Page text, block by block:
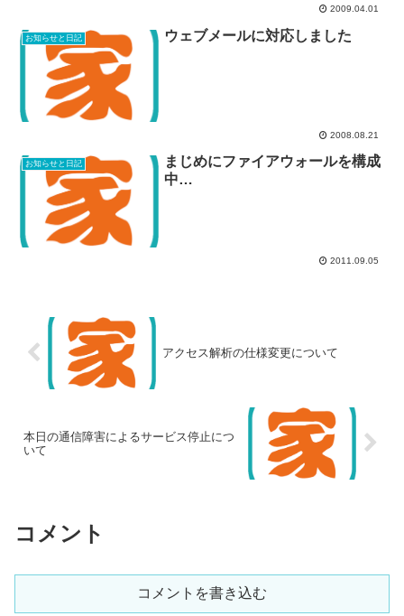
2009.04.01
お知らせと日記 ウェブメールに対応しました
2008.08.21
お知らせと日記
まじめにファイアウォールを構成
中…
2011.09.05
アクセス解析の仕様変更について
本日の通信障害によるサービス停止につ
いて
コメント
コメントを書き込む